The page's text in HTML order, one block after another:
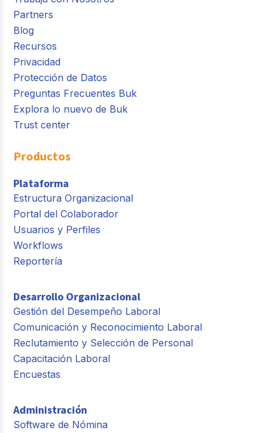
Partners
Blog
Recursos
Privacidad
Protección de Datos
Preguntas Frecuentes Buk
Explora lo nuevo de Buk
Trust center
Productos
Plataforma
Estructura Organizacional
Portal del Colaborador
Usuarios y Perfiles
Workflows
Reportería
Desarrollo Organizacional
Gestión del Desempeño Laboral
Comunicación y Reconocimiento Laboral
Reclutamiento y Selección de Personal
Capacitación Laboral
Encuestas
Administración
Software de Nómina